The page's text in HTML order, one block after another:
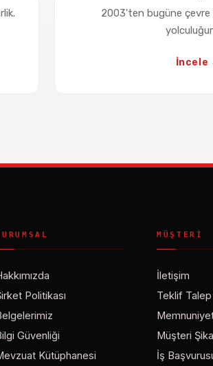
2003'ten bugüne çevre
İncele
Politikası
Güvenliği
Kütüphanesi
MÜŞTERI
İletişim
Teklif
Müşteri
İş